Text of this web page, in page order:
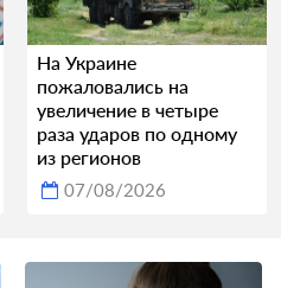
На Украине
пожаловались на
увеличение в четыре
раза ударов по одному
из регионов
07/08/2026